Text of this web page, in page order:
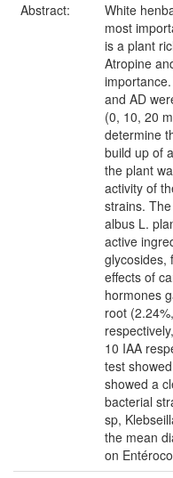
Abstract:
White
most
is a plant
Atropine
and AD
(0, 10, 20
determine
build up of
the plant
activity of
strains.
albus L.
active
glycosides,
effects of
hormones
root
10 IAA
test
showed a
bacterial
sp,
the mean
on